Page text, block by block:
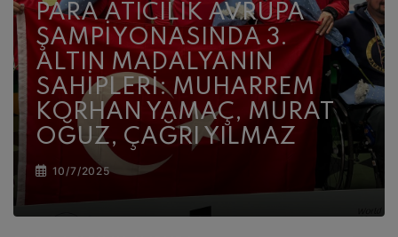
PARA ATICILIK AVRUPA
ŞAMPİYONASINDA 3.
ALTIN MADALYANIN
SAHİPLERİ: MUHARREM
KORHAN YAMAÇ, MURAT
OĞUZ, ÇAĞRI YILMAZ
10/7/2025